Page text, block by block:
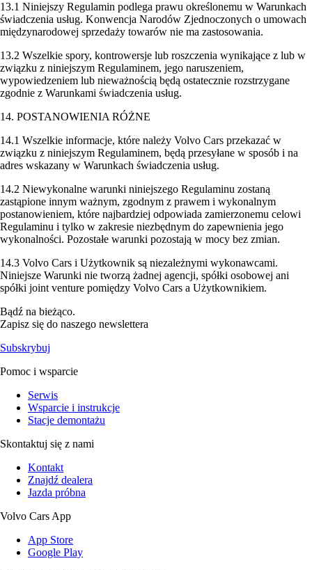
13.1 Niniejszy Regulamin podlega prawu określonemu w Warunkach
świadczenia usług. Konwencja Narodów Zjednoczonych o umowach
międzynarodowej sprzedaży towarów nie ma zastosowania.
13.2 Wszelkie spory, kontrowersje lub roszczenia wynikające z lub w
związku z niniejszym Regulaminem, jego naruszeniem,
wypowiedzeniem lub nieważnością będą ostatecznie rozstrzygane
zgodnie z Warunkami świadczenia usług.
14. POSTANOWIENIA RÓŻNE
14.1 Wszelkie informacje, które należy Volvo Cars przekazać w
związku z niniejszym Regulaminem, będą przesyłane w sposób i na
adres wskazany w Warunkach świadczenia usług.
14.2 Niewykonalne warunki niniejszego Regulaminu zostaną
zastąpione innym ważnym, zgodnym z prawem i wykonalnym
postanowieniem, które najbardziej odpowiada zamierzonemu celowi
Regulaminu i tylko w zakresie niezbędnym do zapewnienia jego
wykonalności. Pozostałe warunki pozostają w mocy bez zmian.
14.3 Volvo Cars i Użytkownik są niezależnymi wykonawcami.
Niniejsze Warunki nie tworzą żadnej agencji, spółki osobowej ani
spółki joint venture pomiędzy Volvo Cars a Użytkownikiem.